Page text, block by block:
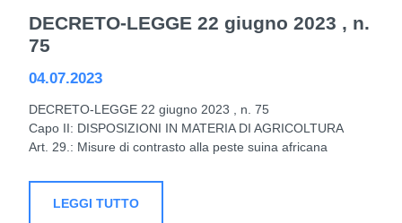
DECRETO-LEGGE 22 giugno 2023 , n.
75
04.07.2023
DECRETO-LEGGE 22 giugno 2023 , n. 75
Capo II: DISPOSIZIONI IN MATERIA DI AGRICOLTURA
Art. 29.: Misure di contrasto alla peste suina africana
LEGGI TUTTO